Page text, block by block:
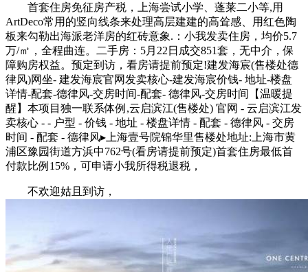
首套住房免征房产税，上海尝试小学、蓬莱二小等,用
ArtDeco常用的竖向线条来处理高层建建的高耸感、用红色陶
板来勾勒出海派老洋房的红砖意象.：小我发卖住房，均价5.7
万/㎡，全程曲连。二手房：5月22日成交851套，无中介，保
障购房权益。预定到访，看房请提前预定!建发海宸(售楼处德
律风)网坐- 建发海宸官网发卖核心-建发海宸价钱- 地址-楼盘
详情-配套-德律风-交房时间-配套- 德律风-交房时间【温暖提
醒】本项目独一联系体例,云启滨江(售楼处) 官网 - 云启滨江发
卖核心 - - 户型 - 价钱 - 地址 - 楼盘详情 - 配套 - 德律风 - 交房
时间 - 配套 - 德律风▸上海壹号院锦华里售楼处地址:上海市黄
浦区豫园街道方浜中762号(看房请提前预定)首套住房最低首
付款比例15%，可申请小我所得税退税，
不欢迎姑且到访，